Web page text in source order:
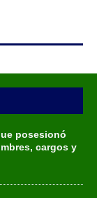
posesionó
cargos y